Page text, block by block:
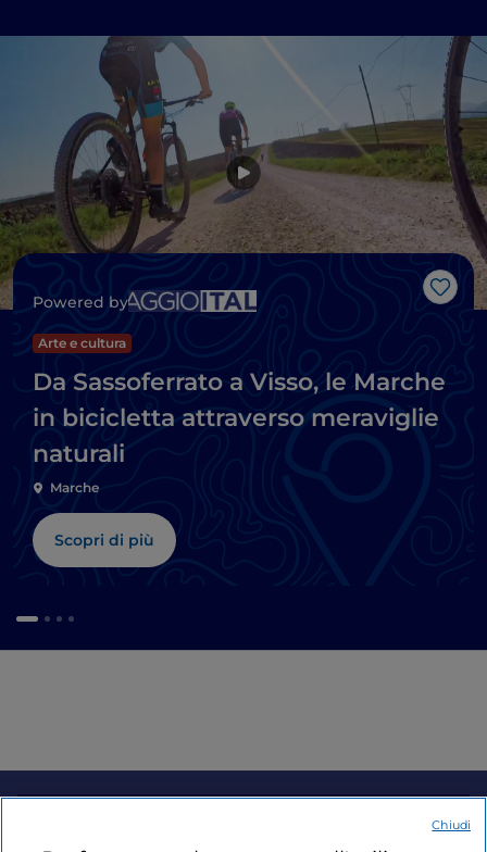
Like
Powered by
Arte e cultura
Da Sassoferrato a Visso, le Marche
in bicicletta attraverso meraviglie
naturali
Marche
Scopri di più
Chiudi